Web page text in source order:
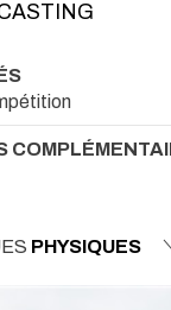
PHYSIQUES